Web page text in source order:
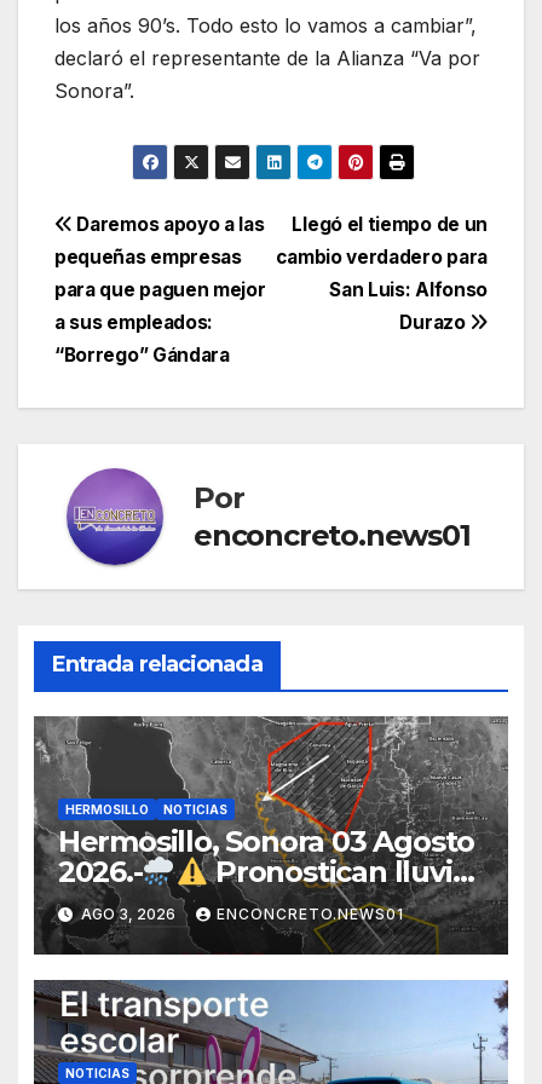
los años 90’s. Todo esto lo vamos a cambiar”,
declaró el representante de la Alianza “Va por
Sonora”.
Navegación
de
entradas
Llegó el tiempo de un
cambio verdadero para
San Luis: Alfonso
Durazo
Daremos apoyo a las
pequeñas empresas
para que paguen mejor
a sus empleados:
“Borrego” Gándara
Por
enconcreto.news01
Entrada relacionada
HERMOSILLO NOTICIAS
Hermosillo, Sonora 03 Agosto
2026.-
Pronostican lluvias
para Hermosillo esta noche;
norte de Sonora registra
mayor potencial de
tormentas
AGO 3, 2026 ENCONCRETO.NEWS01
NOTICIAS